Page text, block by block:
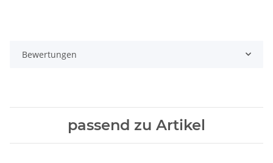
Bewertungen
passend zu Artikel